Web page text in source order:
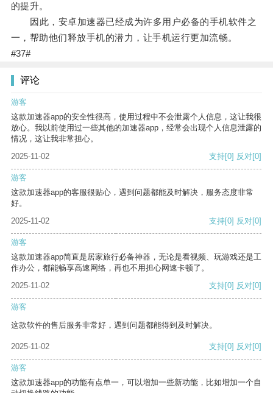
的提升。
因此，安卓加速器已经成为许多用户必备的手机软件之
一，帮助他们释放手机的潜力，让手机运行更加流畅。
#37#
评论
游客
这款加速器app的安全性很高，使用过程中不会泄露个人信息，这让我很
放心。我以前使用过一些其他的加速器app，经常会出现个人信息泄露的
情况，这让我非常担心。
2025-11-02
支持[0] 反对[0]
游客
这款加速器app的客服很贴心，遇到问题都能及时解决，服务态度非常
好。
2025-11-02
支持[0] 反对[0]
游客
这款加速器app简直是居家旅行必备神器，无论是看视频、玩游戏还是工
作办公，都能畅享高速网络，再也不用担心网速卡顿了。
2025-11-02
支持[0] 反对[0]
游客
这款软件的售后服务非常好，遇到问题都能得到及时解决。
2025-11-02 支持[0] 反对[0]
游客
这款加速器app的功能有点单一，可以增加一些新功能，比如增加一个自